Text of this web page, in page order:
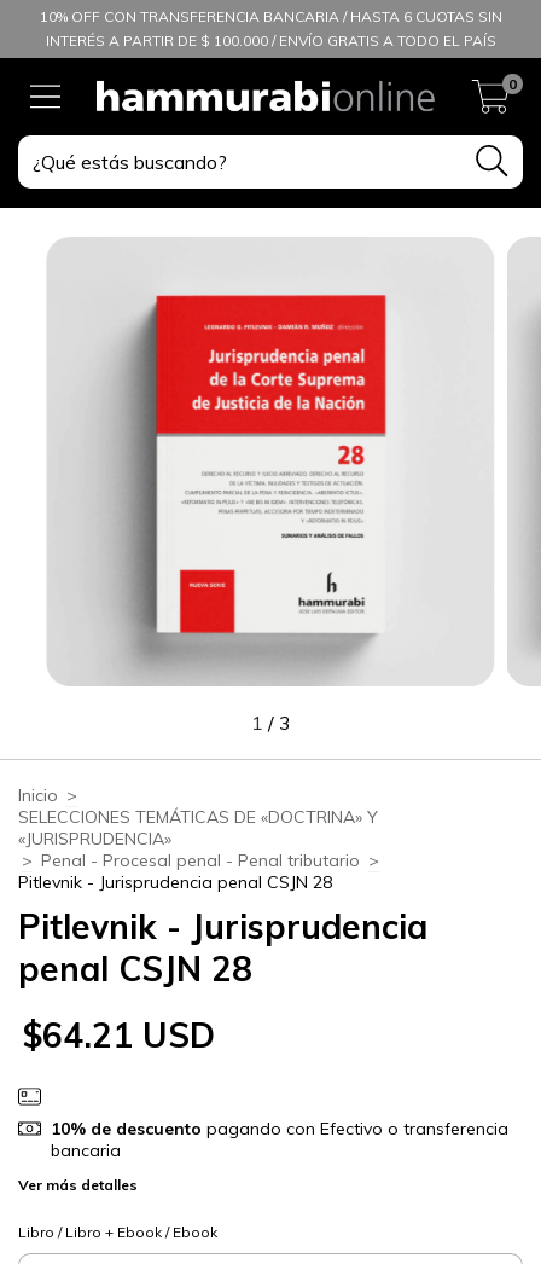
10% OFF CON TRANSFERENCIA BANCARIA / HASTA 6 CUOTAS SIN
INTERÉS A PARTIR DE $ 100.000 / ENVÍO GRATIS A TODO EL PAÍS
0
1 / 3
Inicio >
SELECCIONES TEMÁTICAS DE «DOCTRINA» Y
«JURISPRUDENCIA»
> Penal - Procesal penal - Penal tributario >
Pitlevnik - Jurisprudencia penal CSJN 28
Pitlevnik - Jurisprudencia
penal CSJN 28
$64.21 USD
10% de descuento pagando con Efectivo o transferencia
bancaria
Ver más detalles
Libro / Libro + Ebook / Ebook